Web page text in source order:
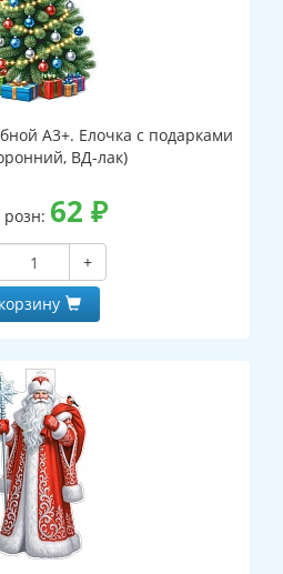
А3+. Елочка с подарками
ВД-лак)
62 ₽
+